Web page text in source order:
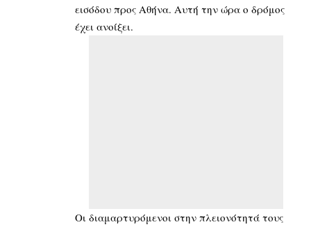
εισόδου προς Αθήνα. Αυτή την ώρα ο δρόμος
έχει ανοίξει.
Οι διαμαρτυρόμενοι στην πλειονότητά τους